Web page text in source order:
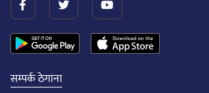
सम्पर्क ठेगाना